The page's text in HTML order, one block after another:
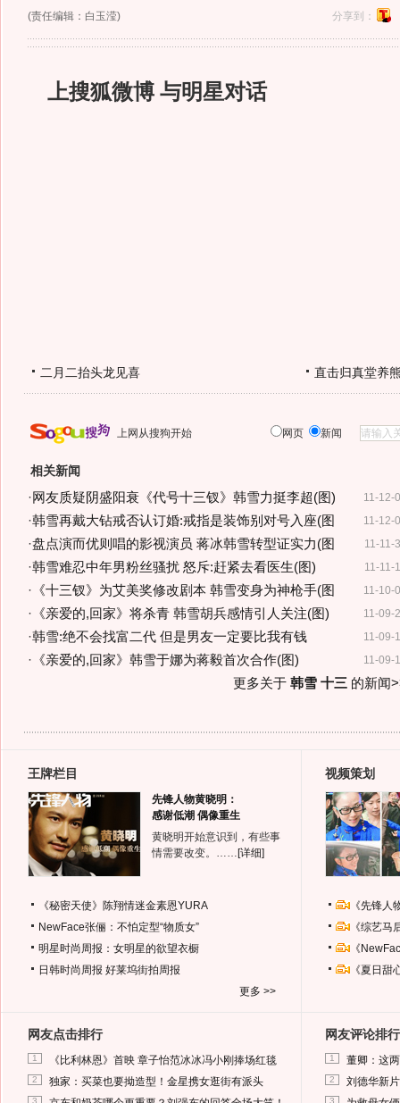
(责任编辑：白玉滢) 分享到：
上搜狐微博 与明星对话
二月二抬头龙见喜 直击归真堂养
上网从搜狗开始 网页 新闻
相关新闻
11-12-
·网友质疑阴盛阳衰《代号十三钗》韩雪力挺李超(图)
11-12-
·韩雪再戴大钻戒否认订婚:戒指是装饰别对号入座(图
11-11-
·盘点演而优则唱的影视演员 蒋冰韩雪转型证实力(图
11-11-
·韩雪难忍中年男粉丝骚扰 怒斥:赶紧去看医生(图)
11-10-
· 《十三钗》为艾美奖修改剧本 韩雪变身为神枪手(图
11-09-
· 《亲爱的,回家》将杀青 韩雪胡兵感情引人关注(图)
11-09-
·韩雪:绝不会找富二代 但是男友一定要比我有钱
11-09-
· 《亲爱的,回家》韩雪于娜为蒋毅首次合作(图)
更多关于 韩雪 十三 的新闻
王牌栏目
先锋人物黄晓明：
感谢低潮 偶像重生
黄晓明开始意识到，有些事
情需要改变。…… [详细]
《秘密天使》陈翔情迷金素恩YURA
NewFace张俪：不怕定型“物质女”
明星时尚周报：女明星的欲望衣橱
日韩时尚周报 好莱坞街拍周报
更多 >>
视频策划
《先锋
《综艺
《
《夏日
网友点击排行
1 《比利林恩》首映 章子怡范冰冰冯小刚捧场红毯
2 独家：买菜也要拗造型！金星携女逛街有派头
3
网友评论排行
1 董卿：这
2 刘德华新
3